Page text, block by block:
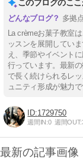
このブログのこ
多拠
La crèmeお菓子教室
ッスンを展開してい
え、季節やイベント
行っています。最新
で長く続けられるレ
ュニティ形成が魅力で
1729750
週間IN:0 週間OUT:
最新の記事画像